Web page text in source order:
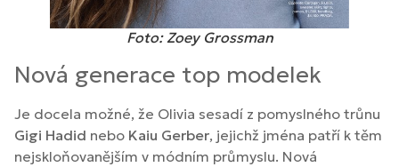
Foto: Zoey Grossman
Nová generace top modelek
Je docela možné, že Olivia sesadí z pomyslného trůnu
Gigi Hadid nebo Kaiu Gerber, jejichž jména patří k těm
nejskloňovanějším v módním průmyslu. Nová